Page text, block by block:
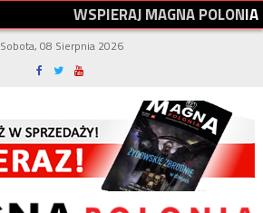
WSPIERAJMAGNAPOLONIA
Sobota, 08 Sierpnia 2026